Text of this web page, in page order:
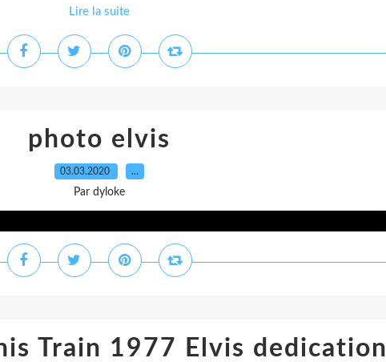
Lire la suite
photo elvis
03.03.2020 …
Par dyloke
Train 1977 Elvis dedication